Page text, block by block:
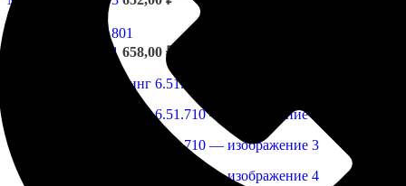
Назад к товарам
Молдинг 6.51.801 658,00 ₽